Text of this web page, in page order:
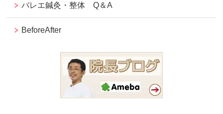
バレエ鍼灸・整体 Q＆A
BeforeAfter